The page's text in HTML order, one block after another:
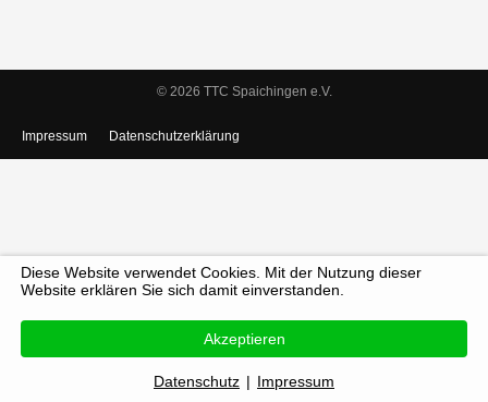
© 2026 TTC Spaichingen e.V.
Impressum Datenschutzerklärung
Diese Website verwendet Cookies. Mit der Nutzung dieser
Website erklären Sie sich damit einverstanden.
Akzeptieren
Datenschutz | Impressum